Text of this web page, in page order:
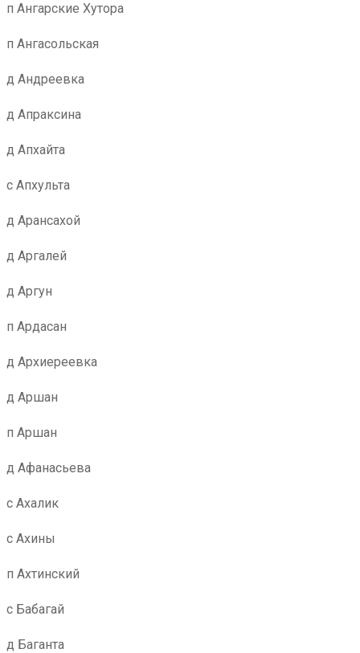
п Ангарские Хутора
п Ангасольская
д Андреевка
д Апраксина
д Апхайта
с Апхульта
д Арансахой
д Аргалей
д Аргун
п Ардасан
д Архиереевка
д Аршан
п Аршан
д Афанасьева
с Ахалик
с Ахины
п Ахтинский
с Бабагай
д Баганта